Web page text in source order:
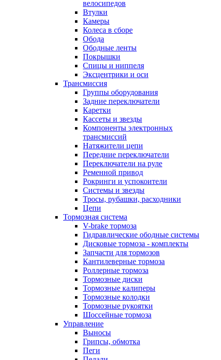
велосипедов
Втулки
Камеры
Колеса в сборе
Обода
Ободные ленты
Покрышки
Спицы и ниппеля
Эксцентрики и оси
Трансмиссия
Группы оборудования
Задние переключатели
Каретки
Кассеты и звезды
Компоненты электронных
трансмиссий
Натяжители цепи
Передние переключатели
Переключатели на руле
Ременной привод
Рокринги и успокоители
Системы и звезды
Тросы, рубашки, расходники
Цепи
Тормозная система
V-brake тормоза
Гидравлические ободные системы
Дисковые тормоза - комплекты
Запчасти для тормозов
Кантилеверные тормоза
Роллерные тормоза
Тормозные диски
Тормозные калиперы
Тормозные колодки
Тормозные рукоятки
Шоссейные тормоза
Управление
Выносы
Грипсы, обмотка
Пеги